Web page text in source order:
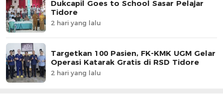
Dukcapil Goes to School Sasar Pelajar
Tidore
2 hari yang lalu
Targetkan 100 Pasien, FK-KMK UGM Gelar
Operasi Katarak Gratis di RSD Tidore
2 hari yang lalu